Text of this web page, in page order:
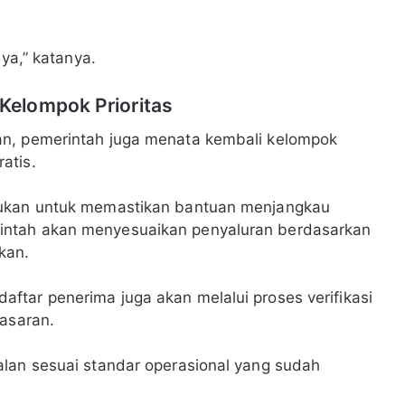
katanya.
Prioritas
pemerintah juga menata kembali kelompok
untuk memastikan bantuan menjangkau
akan menyesuaikan penyaluran berdasarkan
penerima juga akan melalui proses verifikasi
sesuai standar operasional yang sudah